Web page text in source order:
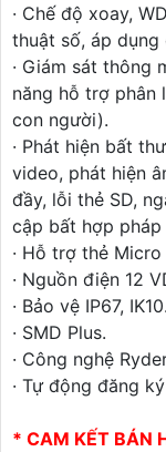
· Chế độ xoay,
thuật số, áp dụng
· Giám sát thông
năng hỗ trợ phân
con người).
· Phát hiện bất
video, phát hiện
đầy, lỗi thẻ SD,
cập bất hợp
· Hỗ trợ thẻ
· Nguồn điện 12
· Bảo vệ IP67, IK10.
· SMD Plus.
· Công nghệ
· Tự động đăng ký
* CAM KẾT BÁN